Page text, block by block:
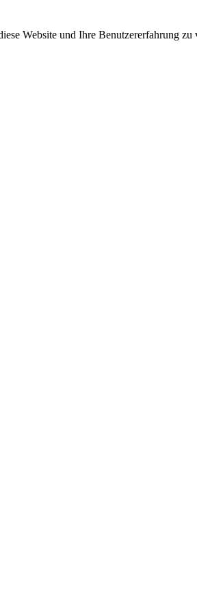
Website und Ihre Benutzererfahrung